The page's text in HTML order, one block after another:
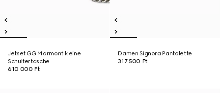
Jetset GG Marmont kleine
Schultertasche
610 000 Ft
Damen Signora Pantolette
317 500 Ft